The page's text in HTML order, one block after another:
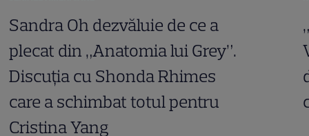
Sandra Oh dezvăluie de ce a
plecat din „Anatomia lui Grey”.
Discuția cu Shonda Rhimes
care a schimbat totul pentru
Cristina Yang